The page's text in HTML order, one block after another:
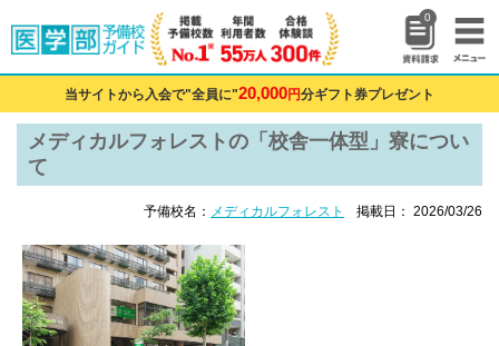
0
当サイトから入会で"全員に"20,000円分ギフト券プレゼント
メディカルフォレストの「校舎一体型」寮につい
て
予備校名： メディカルフォレスト 掲載日： 2026/03/26